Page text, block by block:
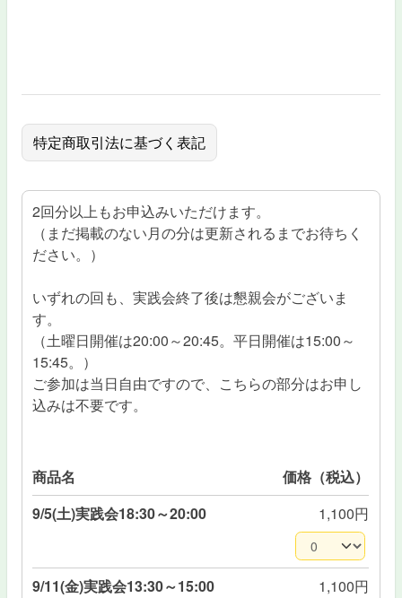
特定商取引法に基づく表記
2回分以上もお申込みいただけます。
（まだ掲載のない月の分は更新されるまでお待ちく
ださい。）
いずれの回も、実践会終了後は懇親会がございま
す。
（土曜日開催は20:00～20:45。平日開催は15:00～
15:45。）
ご参加は当日自由ですので、こちらの部分はお申し
込みは不要です。
商品名
価格（税込）
9/5(土)実践会18:30～20:00
1,100円
9/11(金)実践会13:30～15:00 1,100円